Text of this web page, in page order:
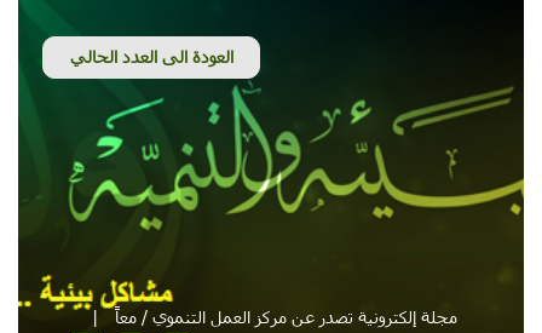
مجلة إلكترونية تصدر عن مركز العمل التنموي / معاً
|